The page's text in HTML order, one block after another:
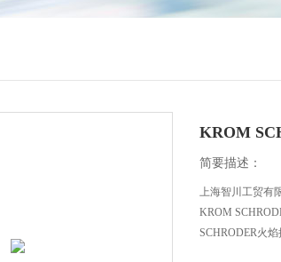
KROM
简要描述：
上海智川工贸有
KROM
SCHRODER火